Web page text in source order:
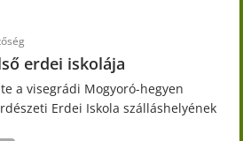
erdei iskolája
a visegrádi Mogyoró-hegyen
Erdei Iskola szálláshelyének